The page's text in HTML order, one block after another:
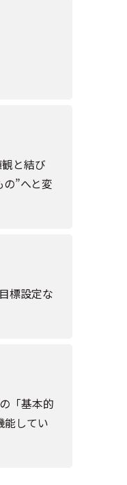
と結び
”へと変
標設定な
「基本的
能してい